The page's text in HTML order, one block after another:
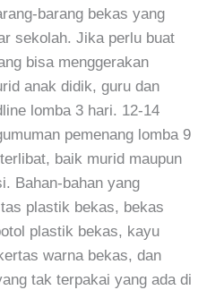
barang bekas yang
sekolah. Jika perlu buat
bisa menggerakan
anak didik, guru dan
lomba 3 hari. 12-14
pemenang lomba 9
baik murid maupun
Bahan-bahan yang
plastik bekas, bekas
plastik bekas, kayu
warna bekas, dan
tak terpakai yang ada di